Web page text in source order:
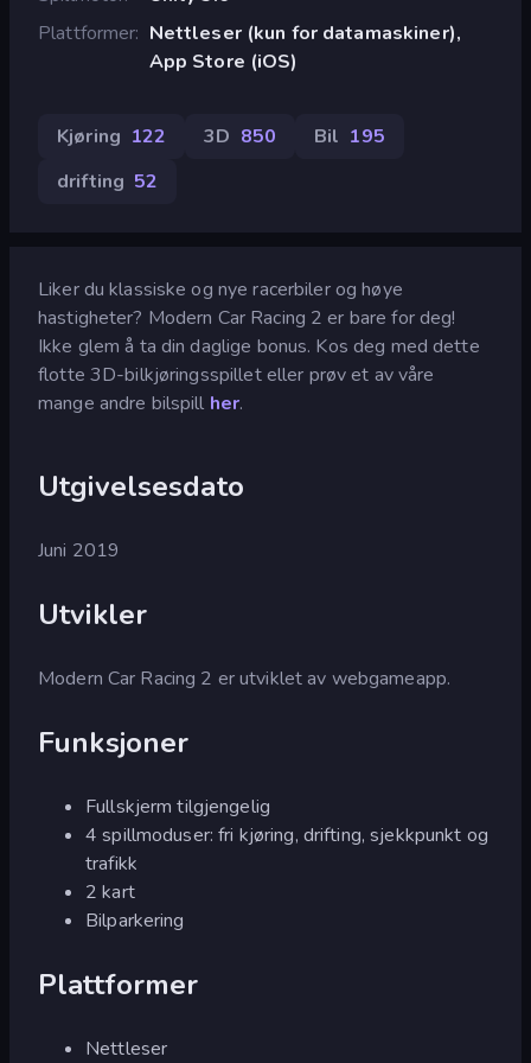
Plattformer Nettleser (kun for datamaskiner),
App Store (iOS)
Kjøring 122 3D 850 Bil 195
drifting 52
Liker du klassiske og nye racerbiler og høye
hastigheter? Modern Car Racing 2 er bare for deg!
Ikke glem å ta din daglige bonus. Kos deg med dette
flotte 3D-bilkjøringsspillet eller prøv et av våre
mange andre bilspill her.
Utgivelsesdato
Juni 2019
Utvikler
Modern Car Racing 2 er utviklet av webgameapp.
Funksjoner
Fullskjerm tilgjengelig
4 spillmoduser: fri kjøring, drifting, sjekkpunkt og
trafikk
2 kart
Bilparkering
Plattformer
Nettleser